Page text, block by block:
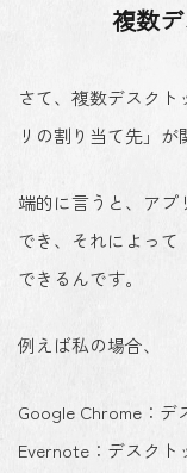
複数
さて、複数デスク
リの割り当て先」が
端的に言うと、ア
でき、それによっ
できるんです。
例えば私の場合、
Google Chrome：デ
Evernote：デスクト